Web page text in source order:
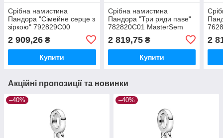
Срібна намистина
Пандора "Сімейне серце з
зіркою" 792829C00
2 909,26 ₴
Купити
Срібна намистина
Пандора "Три ряди паве"
782820C01 MasterSem
2 819,75₴
Купити
2
Акційні пропозиції та новинки
–40% –40%